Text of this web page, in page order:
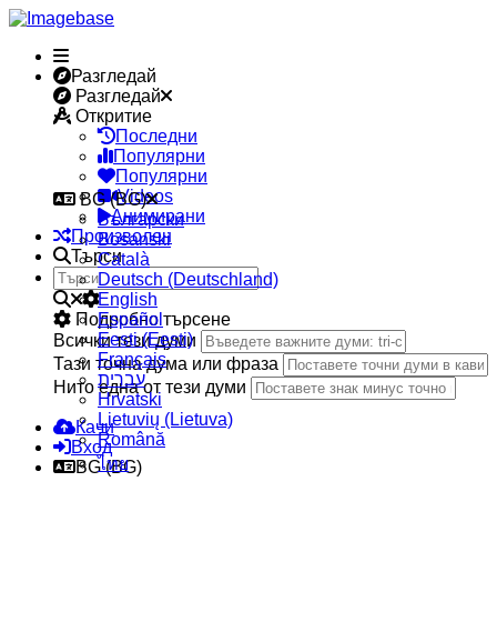
Разгледай
Разгледай
Откритие
Последни
Популярни
Популярни
Videos
Анимирани
Произволен
Търси
Подробно търсене
Всички тези думи
Тази точна дума или фраза
Нито една от тези думи
Качи
Вход
BG (BG)
BG (BG)
Български
Bosanski
Сatalà
Deutsch (Deutschland)
English
Español
Eesti (Eesti)
Français
עברית
Hrvatski
Lietuvių (Lietuva)
Română
ไทย